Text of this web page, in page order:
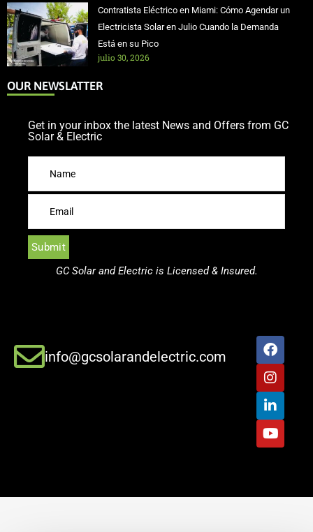
Contratista Eléctrico en Miami: Cómo Agendar un
Electricista Solar en Julio Cuando la Demanda
Está en su Pico
julio 30, 2026
OUR NEWSLATTER
Get in your inbox the latest News and Offers from GC
Solar & Electric
GC Solar and Electric is Licensed & Insured.
info@gcsolarandelectric.com